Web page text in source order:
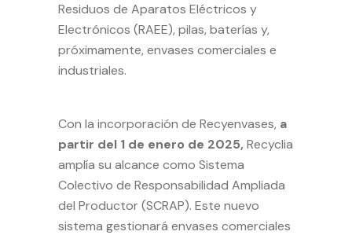
Residuos de Aparatos Eléctricos y
Electrónicos (RAEE), pilas, baterías y,
próximamente, envases comerciales e
industriales.
Con la incorporación de Recyenvases, a
partir del 1 de enero de 2025, Recyclia
amplía su alcance como Sistema
Colectivo de Responsabilidad Ampliada
del Productor (SCRAP). Este nuevo
sistema gestionará envases comerciales